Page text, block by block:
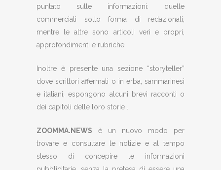
puntato sulle informazioni: quelle
commerciali sotto forma di redazionali,
mentre le altre sono articoli veri e propri,
approfondimenti e rubriche.
Inoltre è presente una sezione “storyteller”
dove scrittori affermati o in erba, sammarinesi
e italiani, espongono alcuni brevi racconti o
dei capitoli delle loro storie .
ZOOMMA.NEWS è un nuovo modo per
trovare e consultare le notizie e al tempo
stesso di concepire le informazioni